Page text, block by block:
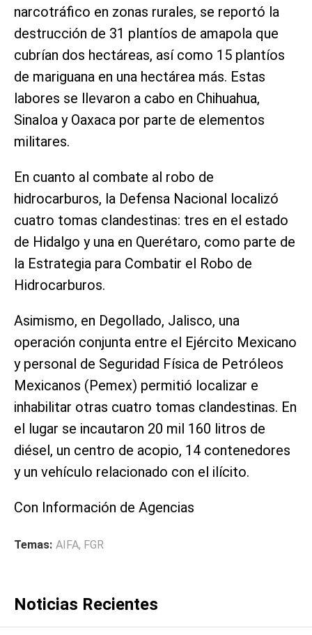
narcotráfico en zonas rurales, se reportó la
destrucción de 31 plantíos de amapola que
cubrían dos hectáreas, así como 15 plantíos
de mariguana en una hectárea más. Estas
labores se llevaron a cabo en Chihuahua,
Sinaloa y Oaxaca por parte de elementos
militares.
En cuanto al combate al robo de
hidrocarburos, la Defensa Nacional localizó
cuatro tomas clandestinas: tres en el estado
de Hidalgo y una en Querétaro, como parte de
la Estrategia para Combatir el Robo de
Hidrocarburos.
Asimismo, en Degollado, Jalisco, una
operación conjunta entre el Ejército Mexicano
y personal de Seguridad Física de Petróleos
Mexicanos (Pemex) permitió localizar e
inhabilitar otras cuatro tomas clandestinas. En
el lugar se incautaron 20 mil 160 litros de
diésel, un centro de acopio, 14 contenedores
y un vehículo relacionado con el ilícito.
Con Información de Agencias
Temas: AIFA, FGR
Noticias Recientes